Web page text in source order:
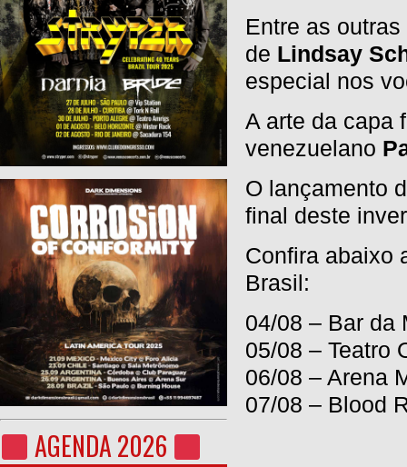
AGENDA 2026
Entre as
de Lindsay
especial nos
A arte da capa
venezuelano
O lançamento
final deste
Confira abaixo
Brasil:
04/08 – Bar da
05/08 – Teatro
06/08 – Arena
07/08 – Blood